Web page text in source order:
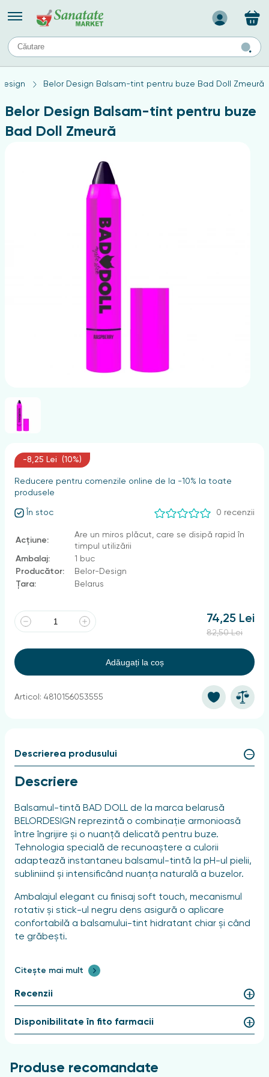
Назад
TIPURI DE TEN
Produse pentru ten mixt
Ten problematic
Produse pentru ten gras
Belor Design Balsam-tint pentru buze Bad Doll Zmeură
Belor Design Balsam-tint pentru buze
Bad Doll Zmeură
-8,25 Lei (10%)
Reducere pentru comenzile online de la -10% la toate
produsele
În stoc 0 recenzii
Acțiune:
Are un miros plăcut, care se disipă rapid în
timpul utilizării
Ambalaj:
1 buc
Producător:
Belor-Design
Țara:
Belarus
74,25 Lei
82,50 Lei
Adăugați la coș
Articol: 4810156053555
Descrierea produsului
Descriere
Balsamul-tintă BAD DOLL de la marca belarusă
BELORDESIGN reprezintă o combinație armonioasă
între îngrijire și o nuanță delicată pentru buze.
Tehnologia specială de recunoaștere a culorii
adaptează instantaneu balsamul-tintă la pH-ul pielii,
subliniind și intensificând nuanța naturală a buzelor.
Ambalajul elegant cu finisaj soft touch, mecanismul
rotativ și stick-ul negru dens asigură o aplicare
confortabilă a balsamului-tint hidratant chiar și când
te grăbești.
produsului în orice condiții. BAD DOLL se aplică ușor,
Balsamul are un parfum plăcut, care dispare rapid în
Balsamul-tintă hrănitor BAD DOLL conține
precum și ceară de albine, care asigură o îngrijire
Citește mai mult
Recenzii
Disponibilitate în fito farmacii
Produse recomandate